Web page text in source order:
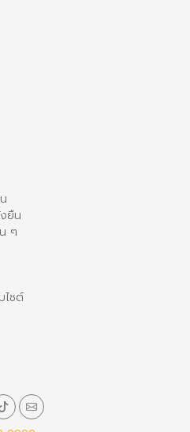
ยืน
ๆ
ไซต์